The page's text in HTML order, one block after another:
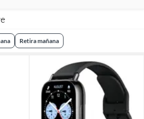
Retira mañana